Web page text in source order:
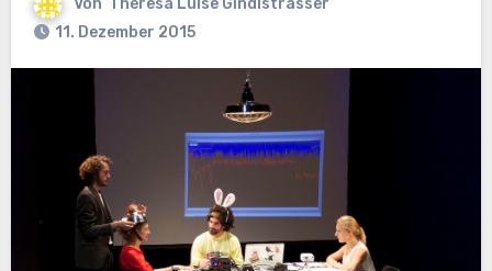
Von Theresa Luise Gindlstrasser
11. Dezember 2015